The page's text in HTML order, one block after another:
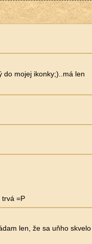
do mojej ikonky;)..má len
=P
len, že sa uňho skvelo